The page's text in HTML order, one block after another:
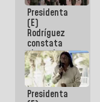
turístico
para La
Guaira
Presidenta
(E)
Rodríguez
constata
obras de
rehabilitación
de Escuela
Militar de
Mamo en La
Presidenta